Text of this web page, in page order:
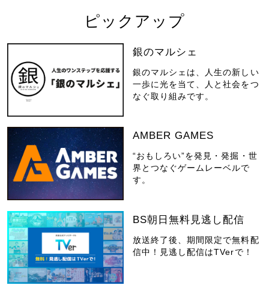
ピックアップ
銀のマルシェ
銀のマルシェは、人生の新しい
一歩に光を当て、人と社会をつ
なぐ取り組みです。
AMBER GAMES
“おもしろい”を発見・発掘・世
界とつなぐゲームレーベルで
す。
BS朝日無料見逃し配信
放送終了後、期間限定で無料配
信中！見逃し配信はTVerで！